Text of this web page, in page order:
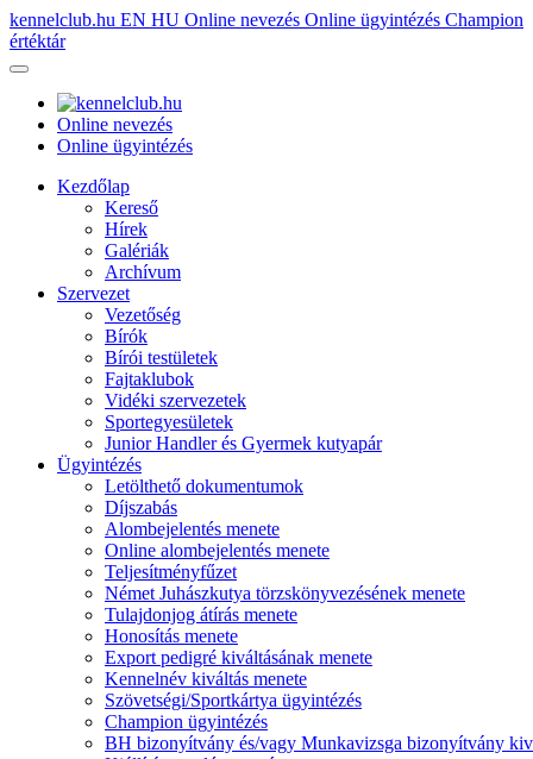
kennelclub.hu EN HU Online nevezés Online ügyintézés Champion
értéktár
Online nevezés
Online ügyintézés
Kezdőlap
Kereső
Hírek
Galériák
Archívum
Szervezet
Vezetőség
Bírók
Bírói testületek
Fajtaklubok
Vidéki szervezetek
Sportegyesületek
Junior Handler és Gyermek kutyapár
Ügyintézés
Letölthető dokumentumok
Díjszabás
Alombejelentés menete
Online alombejelentés menete
Teljesítményfűzet
Német Juhászkutya törzskönyvezésének menete
Tulajdonjog átírás menete
Honosítás menete
Export pedigré kiváltásának menete
Kennelnév kiváltás menete
Szövetségi/Sportkártya ügyintézés
Champion ügyintézés
BH bizonyítvány és/vagy Munkavizsga bizonyítvány